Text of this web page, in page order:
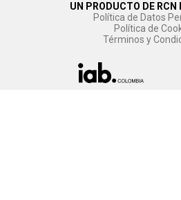
UN PRODUCTO DE RCN
Política de Datos
Política de
Términos y